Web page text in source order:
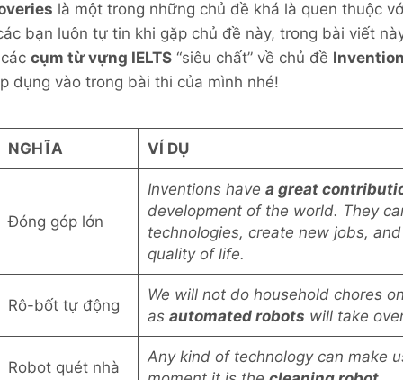
là một trong những chủ đề khá là quen thuộc
bạn luôn tự tin khi gặp chủ đề này, trong bài viết
cụm từ vựng IELTS “siêu chất” về chủ đề
dụng vào trong bài thi của mình nhé!
NGHĨA VÍ DỤ
Đóng góp lớn
Inventions have a great
development of the world. They
technologies, create new jobs,
quality of life.
Rô-bốt tự động
We will not do household chores
as automated robots will take
Robot quét nhà
Any kind of technology can make